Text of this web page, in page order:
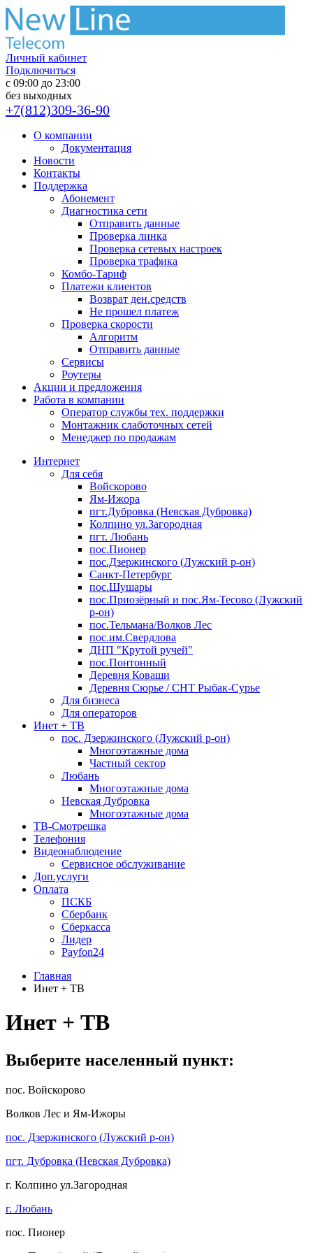
Личный кабинет
Подключиться
с 09:00 до 23:00
без выходных
+7(812)309-36-90
О компании
Документация
Новости
Контакты
Поддержка
Абонемент
Диагностика сети
Отправить данные
Проверка линка
Проверка сетевых настроек
Проверка трафика
Комбо-Тариф
Платежи клиентов
Возврат ден.средств
Не прошел платеж
Проверка скорости
Алгоритм
Отправить данные
Сервисы
Роутеры
Акции и предложения
Работа в компании
Оператор службы тех. поддержки
Монтажник слаботочных сетей
Менеджер по продажам
Интернет
Для себя
Войскорово
Ям-Ижора
пгт.Дубровка (Невская Дубровка)
Колпино ул.Загородная
пгт. Любань
пос.Пионер
пос.Дзержинского (Лужский р-он)
Санкт-Петербург
пос.Шушары
пос.Приозёрный и пос.Ям-Тесово (Лужский
р-он)
пос.Тельмана/Волков Лес
пос.им.Свердлова
ДНП "Крутой ручей"
пос.Понтонный
Деревня Коваши
Деревня Сюрье / СНТ Рыбак-Сурье
Для бизнеса
Для операторов
Инет + ТВ
пос. Дзержинского (Лужский р-он)
Многоэтажные дома
Частный сектор
Любань
Многоэтажные дома
Невская Дубровка
Многоэтажные дома
ТВ-Смотрешка
Телефония
Видеонаблюдение
Сервисное обслуживание
Доп.услуги
Оплата
ПСКБ
Сбербанк
Сберкасса
Лидер
Payfon24
Главная
Инет + ТВ
Инет + ТВ
Выберите населенный пункт:
пос. Войскорово
Волков Лес и Ям-Ижоры
пос. Дзержинского (Лужский р-он)
пгт. Дубровка (Невская Дубровка)
г. Колпино ул.Загородная
г. Любань
пос. Пионер